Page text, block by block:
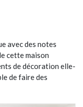
avec des notes
cette maison
de décoration elle-
de faire des